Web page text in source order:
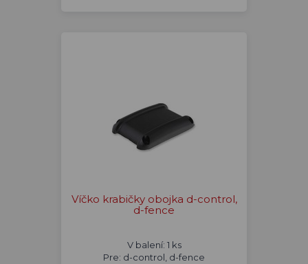
Víčko krabičky obojka d-control,
d-fence
V balení: 1 ks
Pre: d-control, d-fence